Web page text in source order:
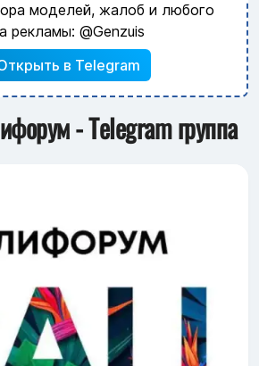
моделей, жалоб и любого
рекламы: @Genzuis
в Telegram
- Telegram группа